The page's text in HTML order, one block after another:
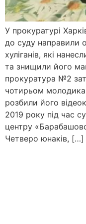
У прокуратурі
до суду направили
хуліганів, які
та знищили його
прокуратура №2
чотирьом
розбили його
2019 року під час
центру
Четверо юнаків, […]